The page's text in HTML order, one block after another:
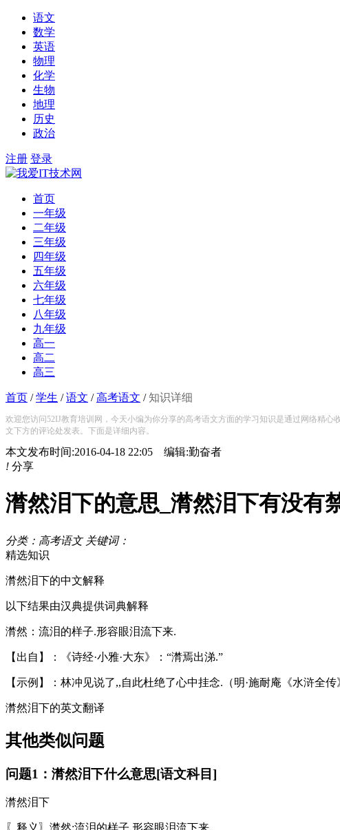
语文
数学
英语
物理
化学
生物
地理
历史
政治
注册 登录
首页
一年级
二年级
三年级
四年级
五年级
六年级
七年级
八年级
九年级
高一
高二
高三
首页 /学生 /语文 /高考语文 /知识详细
欢迎您访问52IJ教育培训网，今天小编为你分享的高考语文方面的学习知识是通过网络精
文下方的评论处发表。下面是详细内容。
本文发布时间:2016-04-18 22:05 编辑:勤奋者
! 分享
潸然泪下的意思_潸然泪下有没有
分类：高考语文 关键词：
精选知识
潸然泪下的中文解释
以下结果由汉典提供词典解释
潸然：流泪的样子.形容眼泪流下来.
【出自】：《诗经·小雅·大东》：“潸焉出涕.”
【示例】：林冲见说了,,自此杜绝了心中挂念.（明·施耐庵《水浒全传
潸然泪下的英文翻译
其他类似问题
问题1：潸然泪下什么意思[语文科目]
潸然泪下